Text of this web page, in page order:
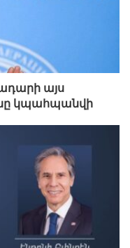
և
այս
կպահպանվի